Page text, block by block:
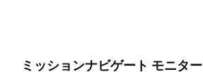
ミッションナビゲート モニター